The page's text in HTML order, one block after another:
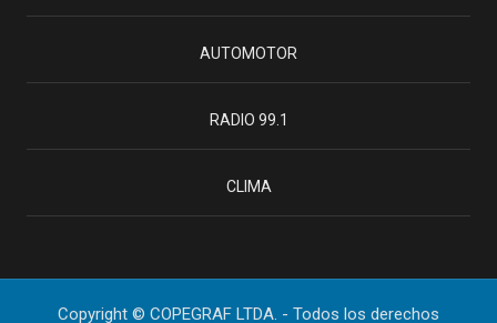
AUTOMOTOR
RADIO 99.1
CLIMA
Copyright © COPEGRAF LTDA. - Todos los derechos